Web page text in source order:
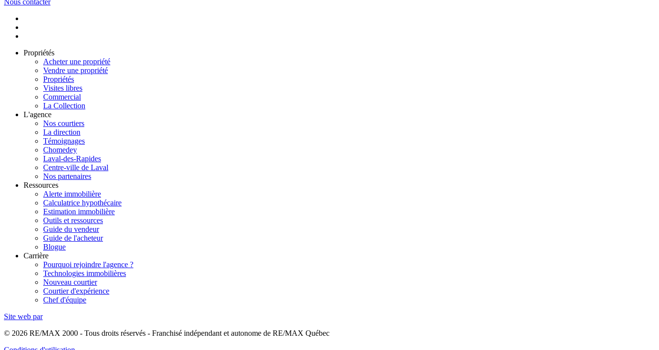
Nous contacter
Propriétés
Acheter une propriété
Vendre une propriété
Propriétés
Visites libres
Commercial
La Collection
L'agence
Nos courtiers
La direction
Témoignages
Chomedey
Laval-des-Rapides
Centre-ville de Laval
Nos partenaires
Ressources
Alerte immobilière
Calculatrice hypothécaire
Estimation immobilière
Outils et ressources
Guide du vendeur
Guide de l'acheteur
Blogue
Carrière
Pourquoi rejoindre l'agence ?
Technologies immobilières
Nouveau courtier
Courtier d'expérience
Chef d'équipe
Site web par
© 2026 RE/MAX 2000 - Tous droits réservés - Franchisé indépendant et autonome de RE/MAX Québec